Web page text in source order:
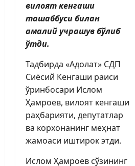
вилоят кенгаши
ташаббуси билан
амалий учрашув бўлиб
ўтди.
Тадбирда «Адолат» СДП
Сиёсий Кенгаши раиси
ўринбосари Ислом
Ҳамроев, вилоят кенгаши
раҳбарияти, депутатлар
ва корхонанинг меҳнат
жамоаси иштирок этди.
Ислом Ҳамроев сўзининг